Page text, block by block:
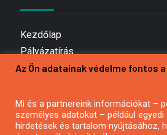
Kezdőlap
Pályázatírás
Bemutatkozás
Hírlevél feliratkozás
Impresszum
Az Ön adatainak védelme fontos
Mi és a partnereink információkat –
személyes adatokat – például
hirdetések és tartalom nyújtásához,